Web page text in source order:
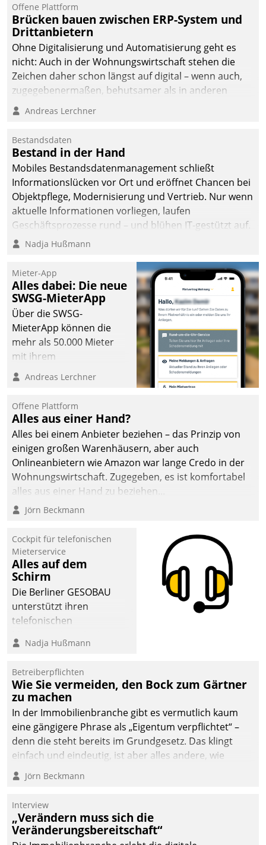
Offene Plattform
Brücken bauen zwischen ERP-System und
Drittanbietern
Ohne Digitalisierung und Automatisierung geht es
nicht: Auch in der Wohnungswirtschaft stehen die
Zeichen daher schon längst auf digital – wenn auch,
zugegebenermaßen, behutsamer als in anderen
Branchen.
Andreas Lerchner
Bestandsdaten
Bestand in der Hand
Mobiles Bestandsdatenmanagement schließt
Informationslücken vor Ort und eröffnet Chancen bei
Objektpflege, Modernisierung und Vertrieb. Nur wenn
aktuelle Informationen vorliegen, laufen
Geschäftsprozesse rund – und blühen IT-gestützt auf.
Nadja Hußmann
Mieter-App
Alles dabei: Die neue
SWSG-MieterApp
Über die SWSG-
MieterApp können die
mehr als 50.000 Mieter
mit ihrem
Wohnungsunternehmen
kommunizieren, auf dem
einsehen und ändern
oder
Schadensmeldungen
abgeben – rund um die
Uhr.
Andreas Lerchner
Offene Plattform
Alles aus einer Hand?
Alles bei einem Anbieter beziehen – das Prinzip von
einigen großen Warenhäusern, aber auch
Onlineanbietern wie Amazon war lange Credo in der
Wohnungswirtschaft. Zugegeben, es ist komfortabel
alles aus einer Hand zu beziehen...
Jörn Beckmann
Cockpit für telefonischen
Mieterservice
Alles auf dem
Schirm
Die Berliner GESOBAU
unterstützt ihren
telefonischen
digitalen Cockpit, das
passende Fragen und
Schlagworte auswirft.
Eine intuitive
Dialogführung ermöglicht
dem externen
Serviceteam, Anrufe von
Mietenden zügiger und
effizienter zu bearbeiten.
Nadja Hußmann
Betreiberpflichten
Wie Sie vermeiden, den Bock zum Gärtner
zu machen
In der Immobilienbranche gibt es vermutlich kaum
eine gängigere Phrase als „Eigentum verpflichtet“ –
denn die steht bereits im Grundgesetz. Das klingt
einfach und eindeutig, ist aber alles andere, wie
Branchenbeschäftigte wissen. Denn mit der
Verantwortung folgen Verpflichtungen.
Jörn Beckmann
Interview
„Verändern muss sich die
Veränderungsbereitschaft“